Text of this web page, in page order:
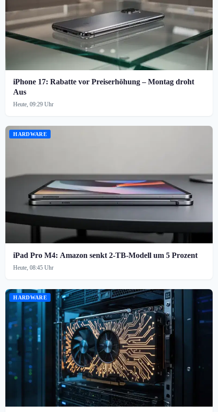
iPhone 17: Rabatte vor Preiserhöhung – Montag droht
Aus
Heute, 09:29 Uhr
HARDWARE
iPad Pro M4: Amazon senkt 2-TB-Modell um 5 Prozent
Heute, 08:45 Uhr
HARDWARE